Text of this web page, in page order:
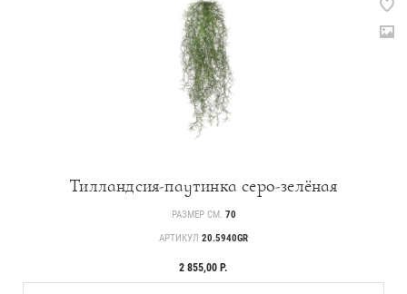
Тилландсия-паутинка серо-зелёная
РАЗМЕР СМ. 70
АРТИКУЛ 20.5940GR
2 855,00 Р.